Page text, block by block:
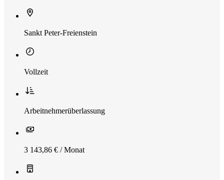
Sankt Peter-Freienstein
Vollzeit
Arbeitnehmerüberlassung
3 143,86 € / Monat